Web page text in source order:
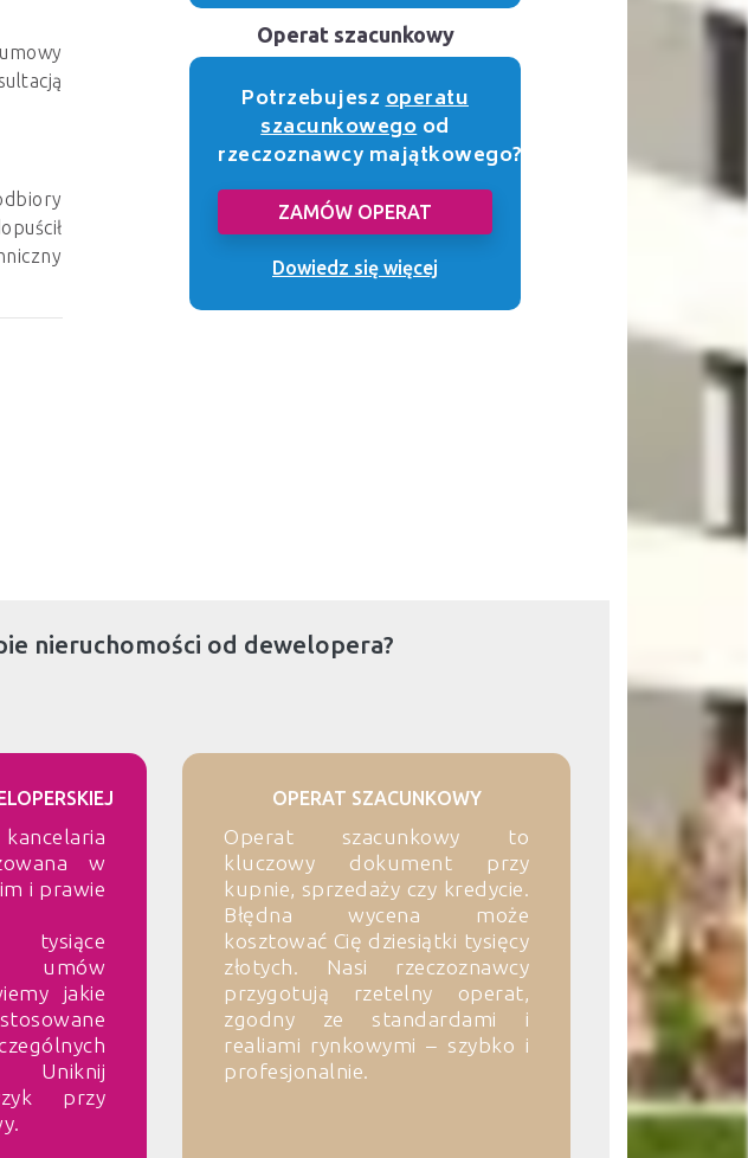
Operat szacunkowy
Potrzebujeszoperatu
szacunkowegood
rzeczoznawcy majątkowego?
ZAMÓW OPERAT
Dowiedz się więcej
nieruchomości od dewelopera?
w
i prawie
tysiące
jakie
Uniknij
przy
OPERAT SZACUNKOWY
Operat szacunkowy to
kluczowy dokument przy
kupnie, sprzedaży czy kredycie.
Błędna wycena może
kosztować Cię dziesiątki tysięcy
złotych. Nasi rzeczoznawcy
przygotują rzetelny operat,
zgodny ze standardami i
realiami rynkowymi – szybko i
profesjonalnie.